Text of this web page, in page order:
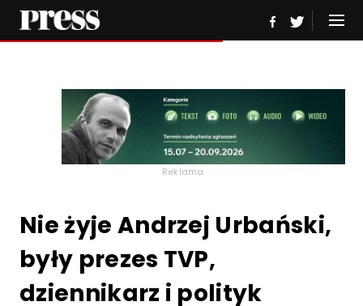
Reklama
Nie żyje Andrzej Urbański,
były prezes TVP,
dziennikarz i polityk